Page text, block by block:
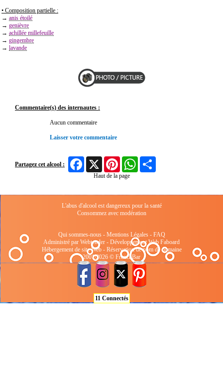
• Composition partielle :
→ anis étoilé
→ genièvre
→ achillée millefeuille
→ gingembre
→ lavande
Commentaire(s) des internautes :
Aucun commentaire
Laisser votre commentaire
Partagez cet alcool :
FacebookX Pinterest WhatsApp
Haut de la page
L'abus d'alcool est dangereux pour la santé
Consommez avec modération
Qui sommes-nous- Mentions Légales- FAQ
Administré par Webtender - Développement Web Faboard
Hébergement de site Web- Réservation de nom de domaine
2001/2026 © FrenchBar
11 Connectés